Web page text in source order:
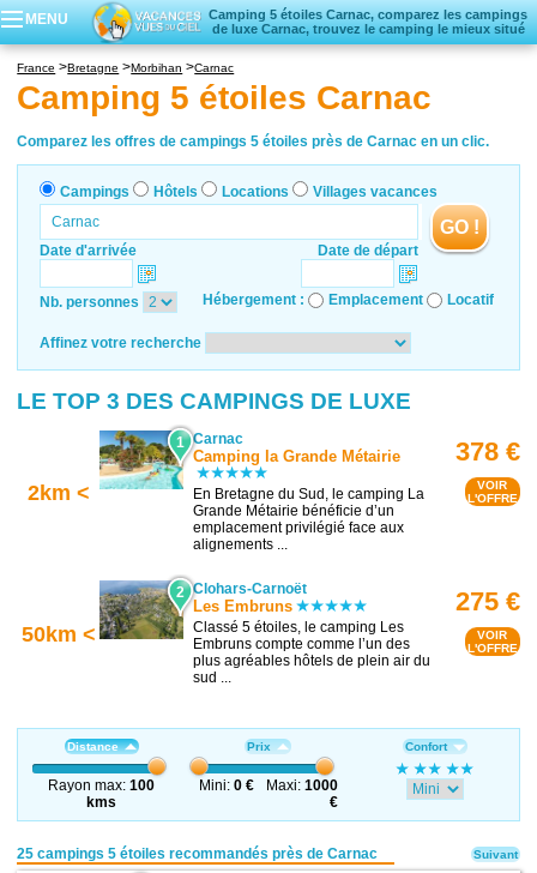
MENU
Camping 5 étoiles Carnac, comparez les campings
de luxe Carnac, trouvez le camping le mieux situé
Hôtels
Locations vacances
Villages vacances
France Bretagne Morbihan Carnac
Camping 5 étoiles Carnac
Comparez les offres de campings 5 étoiles près de Carnac en un clic.
Campings Hôtels Locations Villages vacances
Date d'arrivée Date de départ
GO !
Nb. personnes Hébergement : Emplacement Locatif
Affinez votre recherche
LE TOP 3 DES CAMPINGS DE LUXE
2km <
1 Carnac
Camping la Grande Métairie
En Bretagne du Sud, le camping La
Grande Métairie bénéficie d’un
emplacement privilégié face aux
alignements ...
378 €
VOIR
L'OFFRE
50km <
2 Clohars-Carnoët
Les Embruns
Classé 5 étoiles, le camping Les
Embruns compte comme l’un des
plus agréables hôtels de plein air du
sud ...
275 €
VOIR
L'OFFRE
Distance
Rayon max:100
kms
Prix
Mini: 0 € Maxi:1000
€
Confort
25 campings 5 étoiles recommandés près de Carnac
Suivant